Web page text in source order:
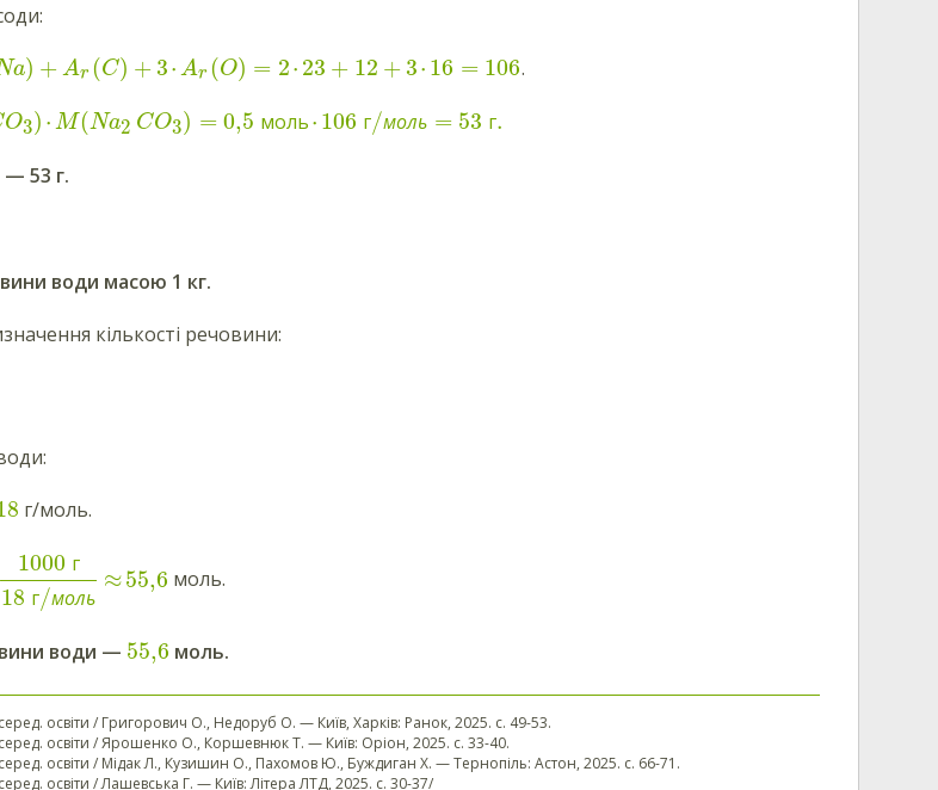
) + Ar(C) +3⋅ Ar(O) = 2⋅ 23 + 12 +3⋅ 16 = 106.
O3) ⋅ M(Na2 CO3) = 0,5 моль⋅ 106 г/моль = 53 г.
— 53 г.
води масою 1 кг.
кількості речовини:
г/моль.
1000 г
18 г/моль
≈55,6 моль.
води — 55,6 моль.
серед. освіти / Григорович О., Недоруб О. — Київ, Харків: Ранок, 2025. с. 49-53.
серед. освіти / Ярошенко О., Коршевнюк Т. — Київ: Оріон, 2025. с. 33-40.
серед. освіти / Мідак Л., Кузишин О., Пахомов Ю., Буждиган Х. — Тернопіль: Астон, 2025. с. 66-71.
освіти / Лашевська Г. — Київ: Літера ЛТД, 2025. с. 30-37/